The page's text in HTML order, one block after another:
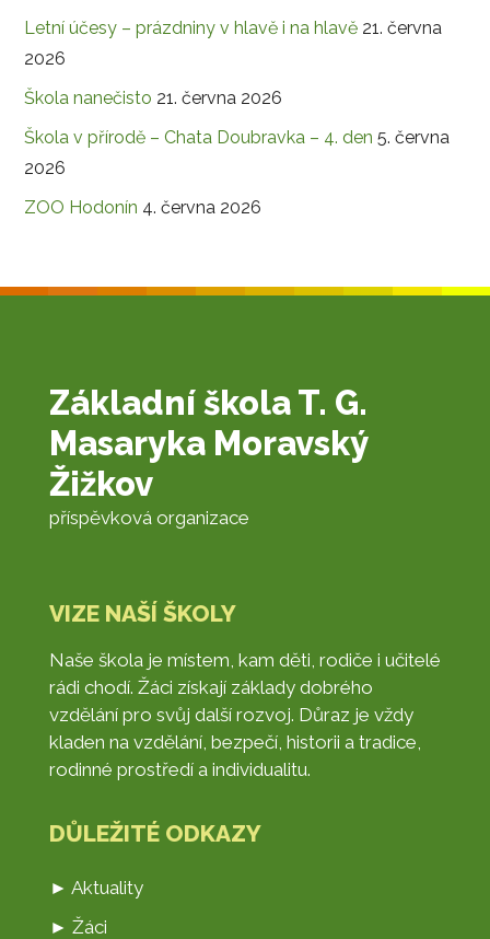
Letní účesy – prázdniny v hlavě i na hlavě 21. června
2026
Škola nanečisto 21. června 2026
Škola v přírodě – Chata Doubravka – 4. den 5. června
2026
ZOO Hodonín 4. června 2026
Základní škola T. G.
Masaryka Moravský
Žižkov
příspěvková organizace
VIZE NAŠÍ ŠKOLY
Naše škola je místem, kam děti, rodiče i učitelé
rádi chodí. Žáci získají základy dobrého
vzdělání pro svůj další rozvoj. Důraz je vždy
kladen na vzdělání, bezpečí, historii a tradice,
rodinné prostředí a individualitu.
DŮLEŽITÉ ODKAZY
► Aktuality
► Žáci